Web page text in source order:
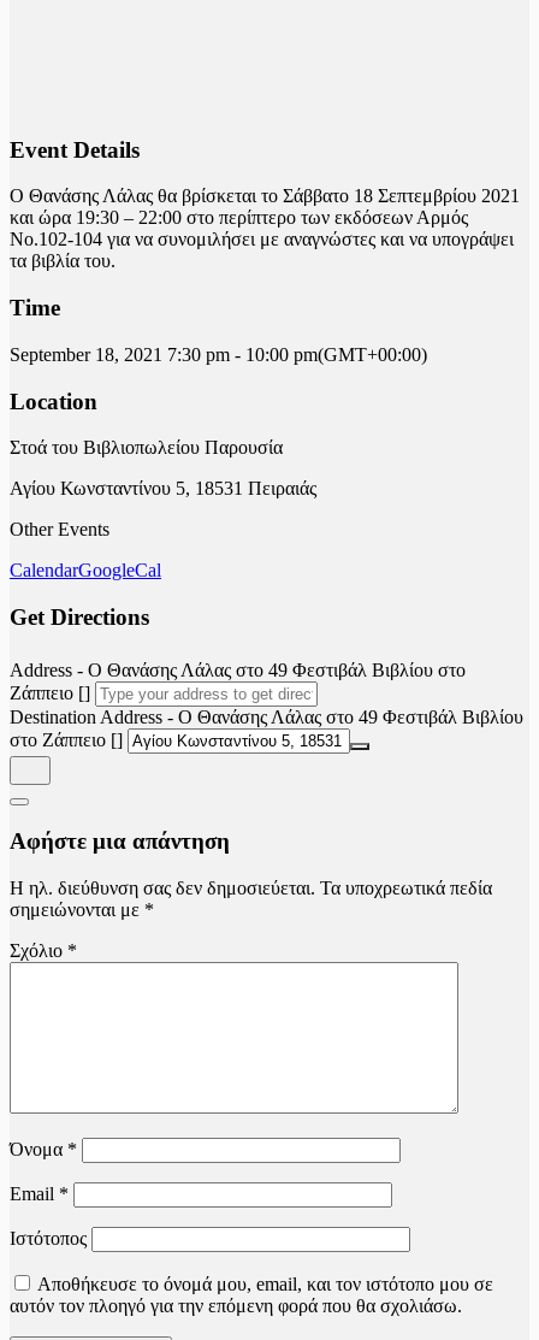
Event Details
Ο Θανάσης Λάλας θα βρίσκεται το Σάββατο 18 Σεπτεμβρίου 2021
και ώρα 19:30 – 22:00 στο περίπτερο των εκδόσεων Αρμός
Νο.102-104 για να συνομιλήσει με αναγνώστες και να υπογράψει
τα βιβλία του.
Time
September 18, 2021 7:30 pm - 10:00 pm(GMT+00:00)
Location
Στοά του Βιβλιοπωλείου Παρουσία
Αγίου Κωνσταντίνου 5, 18531 Πειραιάς
Other Events
CalendarGoogleCal
Get Directions
Address - Ο Θανάσης Λάλας στο 49 Φεστιβάλ Βιβλίου στο
Ζάππειο []
Destination Address - Ο Θανάσης Λάλας στο 49 Φεστιβάλ Βιβλίου
στο Ζάππειο []
Αφήστε μια απάντηση
Η ηλ. διεύθυνση σας δεν δημοσιεύεται. Τα υποχρεωτικά πεδία
σημειώνονται με *
Σχόλιο *
Όνομα *
Email *
Ιστότοπος
Αποθήκευσε το όνομά μου, email, και τον ιστότοπο μου σε
αυτόν τον πλοηγό για την επόμενη φορά που θα σχολιάσω.